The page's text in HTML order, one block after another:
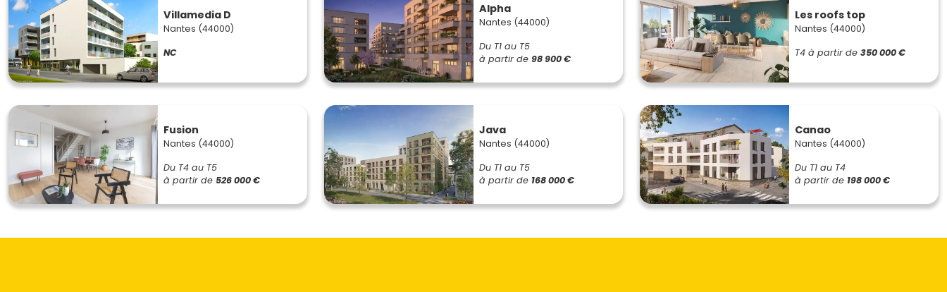
Villamedia D
Nantes (44000)
NC
Alpha
Nantes (44000)
Du T1 au T5
à partir de 98 900 €
Les roofs top
Nantes (44000)
T4 à partir de 350 000 €
Fusion
Nantes (44000)
Du T4 au T5
à partir de 526 000 €
Java
Nantes (44000)
Du T1 au T5
à partir de 168 000 €
Canao
Nantes (44000)
Du T1 au T4
à partir de 198 000 €